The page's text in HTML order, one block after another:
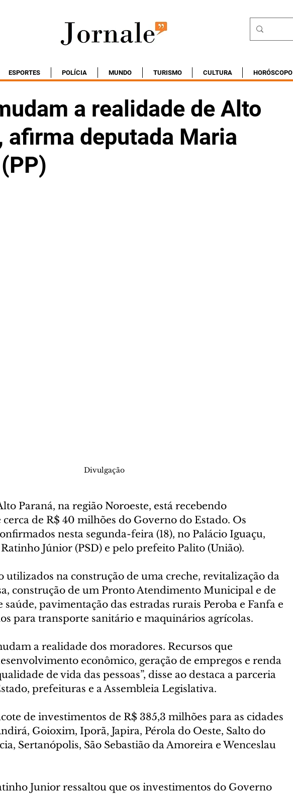
ESPORTES POLÍCIA MUNDO TURISMO CULTURA HORÓSCOPO
a realidade de Alto
afirma deputada Maria
Divulgação
Paraná, na região Noroeste, está recebendo
de R$ 40 milhões do Governo do Estado. Os
nesta segunda-feira (18), no Palácio Iguaçu,
Júnior (PSD) e pelo prefeito Palito (União).
utilizados na construção de uma creche, revitalização da
construção de um Pronto Atendimento Municipal e de
saúde, pavimentação das estradas rurais Peroba e Fanfa e
para transporte sanitário e maquinários agrícolas.
a realidade dos moradores. Recursos que
econômico, geração de empregos e renda
de vida das pessoas”, disse ao destaca a parceria
prefeituras e a Assembleia Legislativa.
de investimentos de R$ 385,3 milhões para as cidades
Goioxim, Iporã, Japira, Pérola do Oeste, Salto do
Sertanópolis, São Sebastião da Amoreira e Wenceslau
Junior ressaltou que os investimentos do Governo